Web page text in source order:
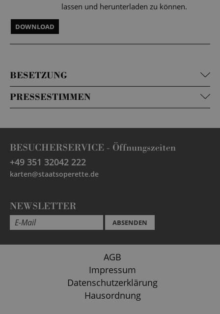
lassen und herunterladen zu können.
DOWNLOAD
BESETZUNG
PRESSESTIMMEN
BESUCHERSERVICE - Öffnungszeiten
+49 351 32042 222
karten@staatsoperette.de
NEWSLETTER
ABSENDEN
AGB
Impressum
Datenschutzerklärung
Hausordnung